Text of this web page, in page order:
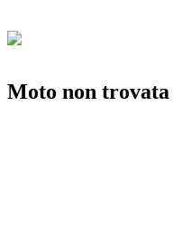
Moto non trovata